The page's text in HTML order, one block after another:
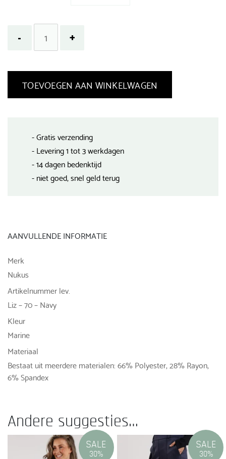
TOEVOEGEN AAN WINKELWAGEN
- Gratis verzending
- Levering 1 tot 3 werkdagen
- 14 dagen bedenktijd
- niet goed, snel geld terug
AANVULLENDE INFORMATIE
Merk
Nukus
Artikelnummer lev.
Liz – 70 – Navy
Kleur
Marine
Materiaal
Bestaat uit meerdere materialen: 66% Polyester, 28% Rayon,
6% Spandex
Andere suggesties…
SALE
30%
SALE
30%